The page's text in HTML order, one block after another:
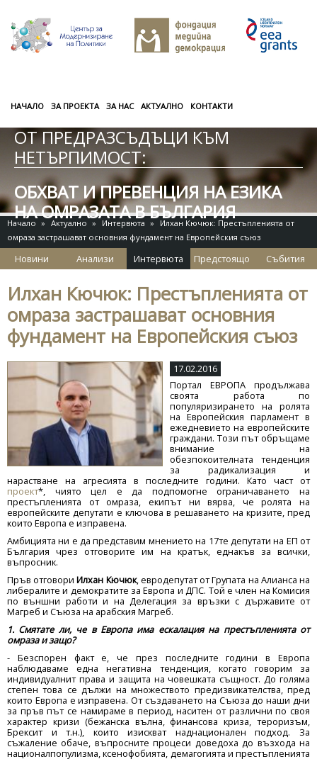
НАЧАЛО ЗА ПРОЕКТА ЗА НАС АКТУАЛНО КОНТАКТИ
ОТ ПРЕДРАЗСЪДЪЦИ КЪМ
НЕТЪРПИМОСТ:
ОБХВАТ И ПРЕВЕНЦИЯ НА ЕЗИКА
НА ОМРАЗАТА В БЪЛГАРИЯ
Начало » Актуално » Интервюта »
Илхан Кючюк: Престъпленията от
омраза застрашават основния фундамент на Европейския съюз
Новини Анализи Интервюта Предстоящо Събития
Илхан Кючюк: Престъпленията от
омраза застрашават основния
фундамент на Европейския съюз
17.02.2016
Портал ЕВРОПА продължава
своята работа по
популяризирането на ролята
на Европейския парламент в
ежедневието на европейските
граждани. Този път обръщаме
внимание на
обезпокоителната тенденция
за радикализация и
нарастване на агресията в последните години. Като част от
проект*, чиято цел е да подпомогне ограничаването на
престъпленията от омраза, екипът ни вярва, че ролята на
европейските депутати е ключова в решаването на кризите, пред
които Европа е изправена.
Амбицията ни е да представим мнението на 17те депутати на ЕП от
България чрез отговорите им на кратък, еднакъв за всички,
въпросник.
Пръв отговориИлхан Кючюк, евродепутат от Групата на Алианса на
либералите и демократите за Европа и ДПС. Той е член на Комисия
по външни работи и на Делегация за връзки с държавите от
Магреб и Съюза на арабския Магреб.
1. Смятате ли, че в Европа има ескалация на престъпленията от
омраза и защо?
- Безспорен факт е, че през последните години в Европа
наблюдаваме една негативна тенденция, когато говорим за
индивидуалнит права и защита на човешката същност. До голяма
степен това се дължи на множеството предизвикателства, пред
които Европа е изправена. От създаването на Съюза до наши дни
за пръв път се намираме в период, наситен от различни по своя
характер кризи (бежанска вълна, финансова криза, тероризъм,
Брексит и т.н.), които изискват наднационален подход. За
съжаление обаче, въпросните процеси доведоха до възхода на
националпопулизма, ксенофобията, демагогията и престъпленията